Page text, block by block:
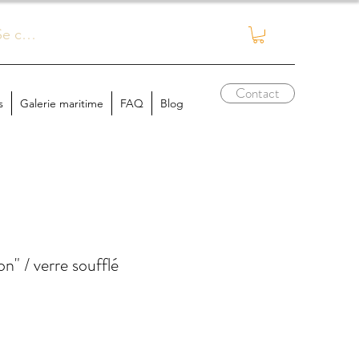
connecter
Galerie maritime FAQ Blog
Contact
/ verre soufflé